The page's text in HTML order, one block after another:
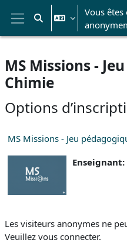
Passer au contenu principal
Panneau latéral
Activer/désactiver la
Vous êtes
MS Missions -
Chimie
Options
MS Missions - Jeu
Enseignant:
Les visiteurs anonymes ne
Veuillez vous connecter.